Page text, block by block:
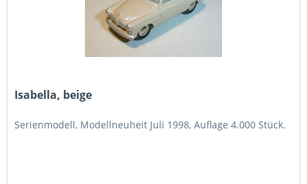
Isabella, beige
Serienmodell, Modellneuheit Juli 1998, Auflage 4.000 Stück.